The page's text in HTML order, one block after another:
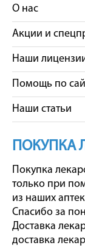
О нас
Акции и
Наши
Помощь по
Наши статьи
ПОКУПКА
Покупка
только при
из наших
Спасибо за
Доставка
доставка